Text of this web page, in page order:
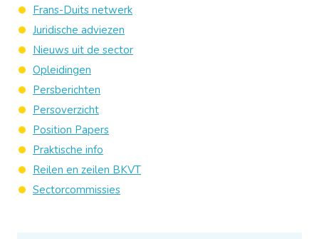
Frans-Duits netwerk
Juridische adviezen
Nieuws uit de sector
Opleidingen
Persberichten
Persoverzicht
Position Papers
Praktische info
Reilen en zeilen BKVT
Sectorcommissies